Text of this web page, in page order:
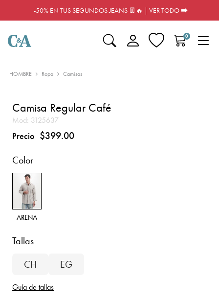
-50% EN TUS SEGUNDOS JEANS 👖🔥 | VER TODO ⮕
0
HOMBRE Ropa Camisas
Camisa Regular Café
Mod: 3125637
Precio $399.00
Color
ARENA
Tallas
CH
EG
Guía de tallas